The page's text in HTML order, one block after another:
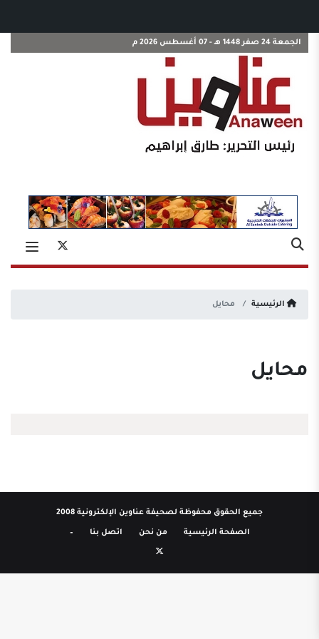
الجمعة 24 صفر 1448 هـ - 07 أغسطس 2026 م
الرئيسية محايل
محايل
جميع الحقوق محفوظة لصحيفة عناوين الإلكترونية 2008
الصفحة الرئيسية من نحن اتصل بنا –